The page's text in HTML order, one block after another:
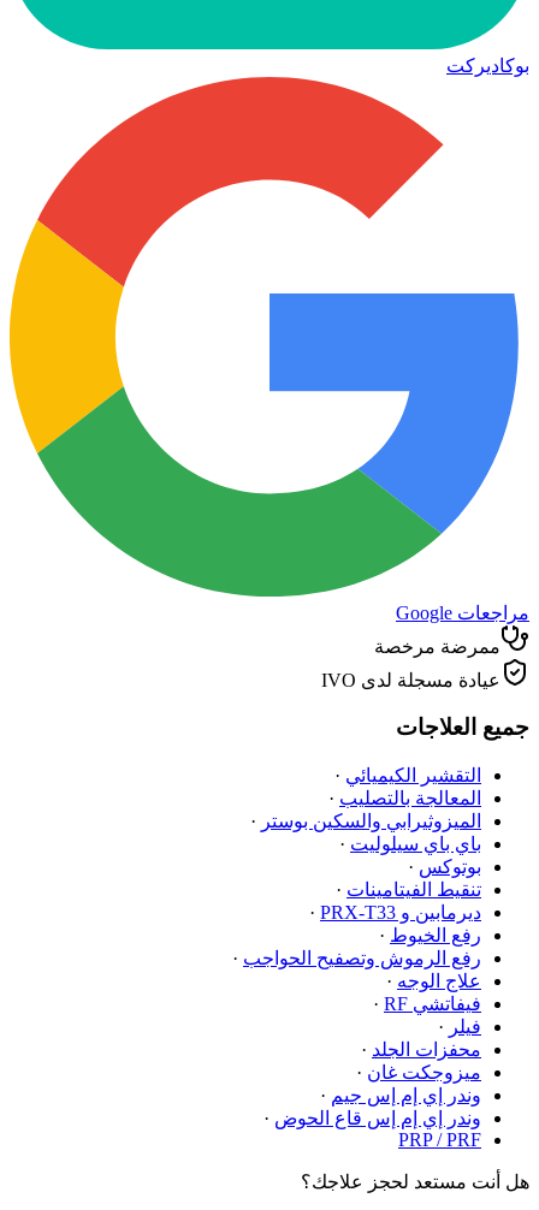
بوكاديركت
مراجعات Google
ممرضة مرخصة
عيادة مسجلة لدى IVO
جميع العلاجات
التقشير الكيميائي ·
المعالجة بالتصليب ·
الميزوثيرابي والسكين بوستر ·
باي باي سيلوليت ·
بوتوكس ·
تنقيط الفيتامينات ·
ديرمابين و PRX-T33
·
رفع الخيوط ·
رفع الرموش وتصفيح الحواجب ·
علاج الوجه ·
فيفاتشي RF
·
فيلر ·
محفزات الجلد ·
ميزوجكت غان ·
وندر إي إم إس جيم ·
وندر إي إم إس قاع الحوض ·
PRP / PRF
هل أنت مستعد لحجز علاجك؟